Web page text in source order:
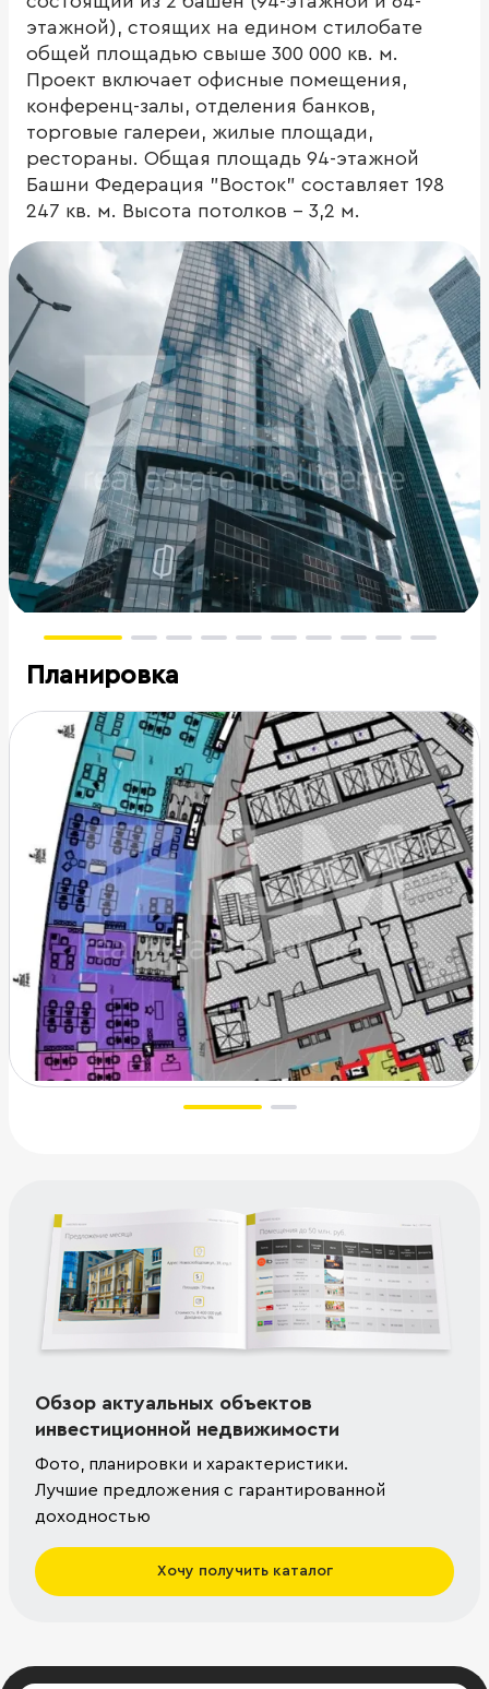
этажной), стоящих на едином стилобате
общей площадью свыше 300 000 кв. м.
Проект включает офисные помещения,
конференц-залы, отделения банков,
торговые галереи, жилые площади,
рестораны. Общая площадь 94-этажной
Башни Федерация "Восток" составляет 198
247 кв. м. Высота потолков - 3,2 м.
Планировка
Обзор актуальных объектов
инвестиционной недвижимости
Фото, планировки и характеристики.
Лучшие предложения с гарантированной
доходностью
Хочу получить каталог